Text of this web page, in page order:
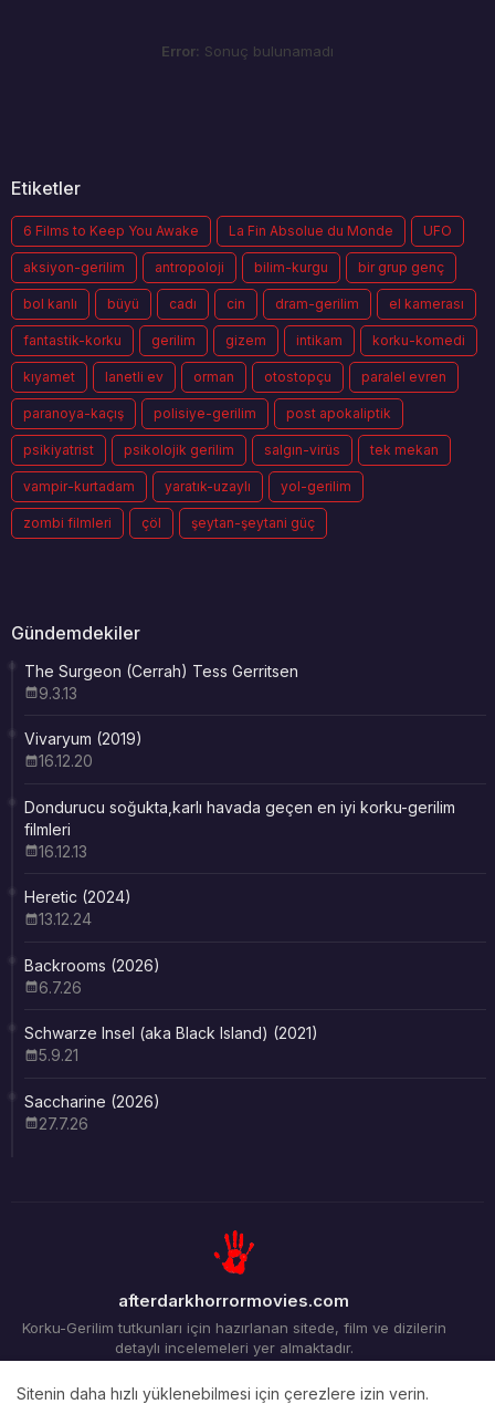
Error: Sonuç bulunamadı
Etiketler
6 Films to Keep You Awake La Fin Absolue du Monde UFO
aksiyon-gerilim antropoloji bilim-kurgu bir grup genç
bol kanlı büyü cadı cin dram-gerilim el kamerası
fantastik-korku gerilim gizem intikam korku-komedi
kıyamet lanetli ev orman otostopçu paralel evren
paranoya-kaçış polisiye-gerilim post apokaliptik
psikiyatrist psikolojik gerilim salgın-virüs tek mekan
vampir-kurtadam yaratık-uzaylı yol-gerilim
zombi filmleri çöl şeytan-şeytani güç
Gündemdekiler
The Surgeon (Cerrah) Tess Gerritsen
9.3.13
Vivaryum (2019)
16.12.20
Dondurucu soğukta,karlı havada geçen en iyi korku-gerilim
filmleri
16.12.13
Heretic (2024)
13.12.24
Backrooms (2026)
6.7.26
Schwarze Insel (aka Black Island) (2021)
5.9.21
Saccharine (2026)
27.7.26
afterdarkhorrormovies.com
Korku-Gerilim tutkunları için hazırlanan sitede, film ve dizilerin
detaylı incelemeleri yer almaktadır.
Sitenin daha hızlı yüklenebilmesi için çerezlere izin verin.